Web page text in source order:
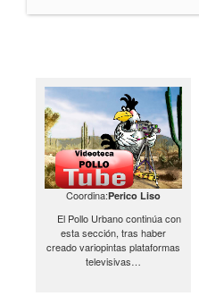
Coordina:Perico Liso
El Pollo Urbano continúa con
esta sección, tras haber
creado variopintas plataformas
televisivas…